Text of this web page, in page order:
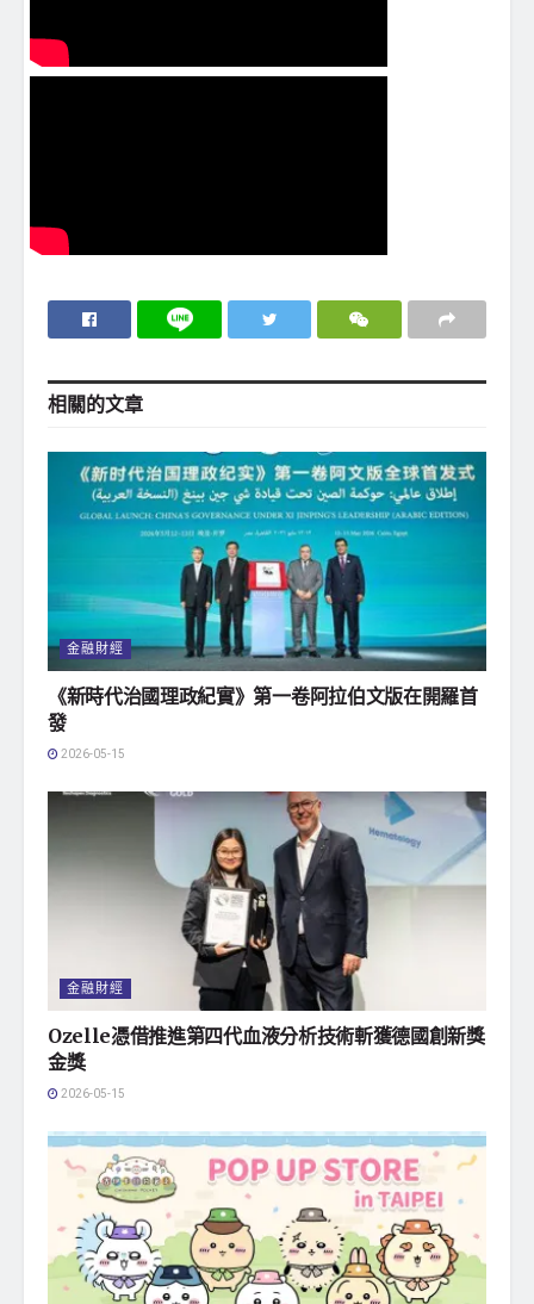
相關的文章
金融財經
《新時代治國理政紀實》第一卷阿拉伯文版在開羅首
發
2026-05-15
金融財經
Ozelle憑借推進第四代血液分析技術斬獲德國創新獎
金獎
2026-05-15